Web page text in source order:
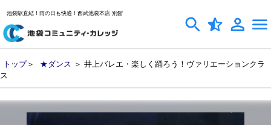
池袋駅直結！雨の日も快適！西武池袋本店 別館
トップ＞ ★ダンス ＞ 井上バレエ・楽しく踊ろう！ヴァリエーションクラ
ス